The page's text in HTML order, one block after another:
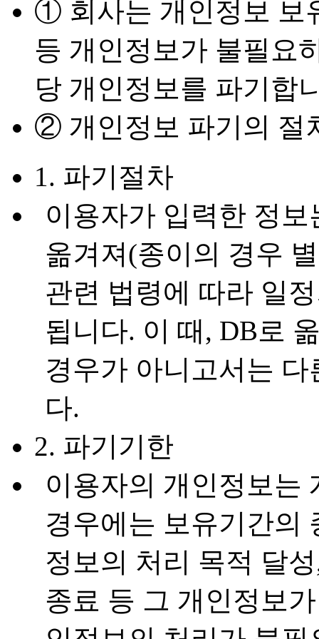
① 회사는 개인정보 보
등 개인정보가 불필요
당 개인정보를 파기합
② 개인정보 파기의 절
1. 파기절차
이용자가 입력한 정
옮겨져(종이의 경우
관련 법령에 따라 일
됩니다. 이 때, DB로
경우가 아니고서는
다.
2. 파기기한
이용자의 개인정보는
경우에는 보유기간의
정보의 처리 목적 달
종료 등 그 개인정보